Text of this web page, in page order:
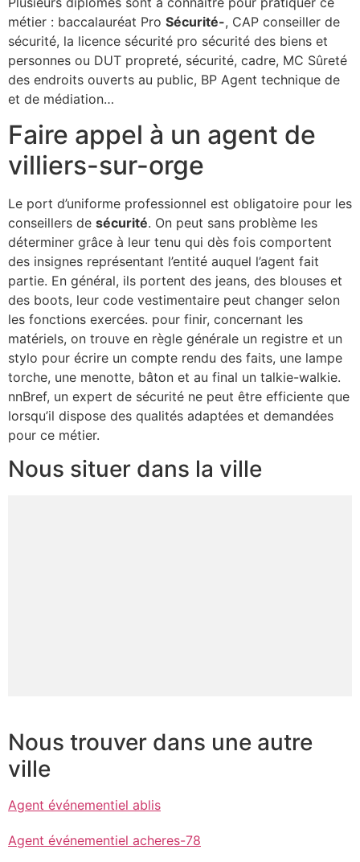
métier : baccalauréat Pro Sécurité-, CAP conseiller de
sécurité, la licence sécurité pro sécurité des biens et
personnes ou DUT propreté, sécurité, cadre, MC Sûreté
des endroits ouverts au public, BP Agent technique de
et de médiation…
Faire appel à un agent de
villiers-sur-orge
Le port d’uniforme professionnel est obligatoire pour les
conseillers de sécurité. On peut sans problème les
déterminer grâce à leur tenu qui dès fois comportent
des insignes représentant l’entité auquel l’agent fait
partie. En général, ils portent des jeans, des blouses et
des boots, leur code vestimentaire peut changer selon
les fonctions exercées. pour finir, concernant les
matériels, on trouve en règle générale un registre et un
stylo pour écrire un compte rendu des faits, une lampe
torche, une menotte, bâton et au final un talkie-walkie.
nnBref, un expert de sécurité ne peut être efficiente que
lorsqu’il dispose des qualités adaptées et demandées
pour ce métier.
Nous situer dans la ville
Nous trouver dans une autre
ville
Agent événementiel ablis
Agent événementiel acheres-78